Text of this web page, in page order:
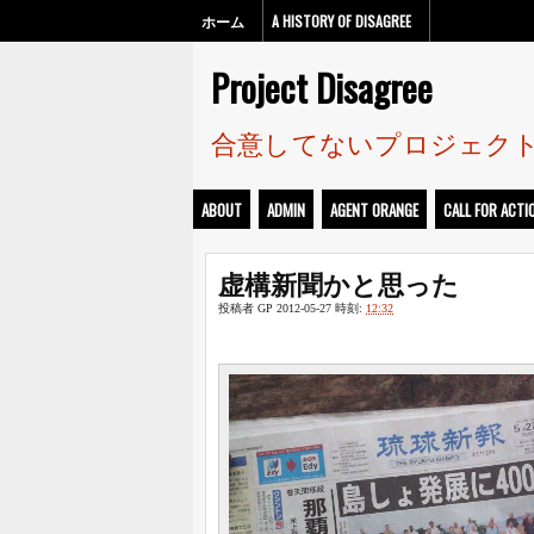
ホーム A HISTORY OF DISAGREE
Project Disagree
合意してないプロジェク
ABOUT ADMIN AGENT ORANGE CALL FOR
虚構新聞かと思った
投稿者 GP 2012-05-27 時刻: 12:32